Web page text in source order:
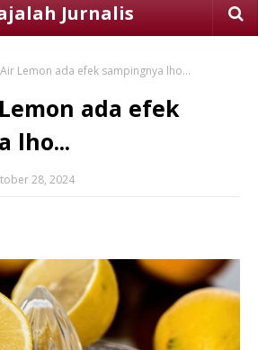
Jurnalis
Lemon ada efek sampingnya lho...
ada efek
lho...
28, 2024